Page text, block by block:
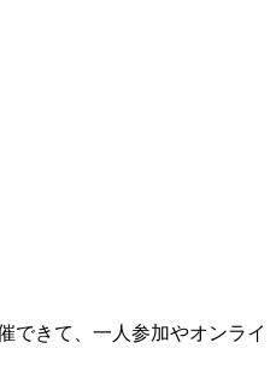
できて、一人参加やオンライ